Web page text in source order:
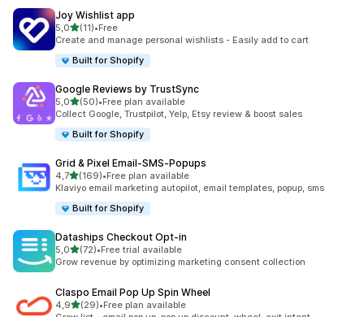
Joy Wishlist app
5,0na 5 gwiazdek
(11)
Łączna liczba recenzji: 11
•Free
Create and manage personal wishlists - Easily add to cart
Built for Shopify
Google Reviews by TrustSync
5,0na 5 gwiazdek
(50)
Łączna liczba recenzji: 50
•Free plan available
Collect Google, Trustpilot, Yelp, Etsy review & boost sales
Built for Shopify
Grid & Pixel Email‑SMS‑Popups
4,7na 5 gwiazdek
(169)
Łączna liczba recenzji: 169
•Free plan available
Klaviyo email marketing autopilot, email templates, popup, sms
Built for Shopify
Dataships Checkout Opt‑in
5,0na 5 gwiazdek
(72)
Łączna liczba recenzji: 72
•Free trial available
Grow revenue by optimizing marketing consent collection
Claspo Email Pop Up Spin Wheel
4,9na 5 gwiazdek
(29)
Łączna liczba recenzji: 29
•Free plan available